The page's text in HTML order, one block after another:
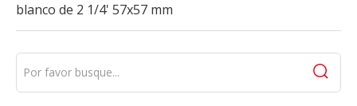
blanco de 2 1/4' 57x57 mm